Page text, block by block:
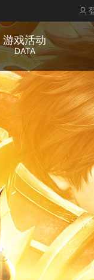
游戏活动
DATA